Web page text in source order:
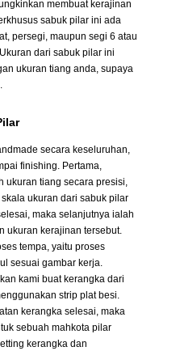
membuat kerajinan
sabuk pilar ini ada
persegi, maupun segi 6 atau
dari sabuk pilar ini
ukuran tiang anda, supaya
secara keseluruhan,
finishing. Pertama,
ukuran tiang secara presisi,
ukuran dari sabuk pilar
maka selanjutnya ialah
ukuran kerajinan tersebut.
tempa, yaitu proses
sesuai gambar kerja.
kami buat kerangka dari
strip plat besi.
kerangka selesai, maka
sebuah mahkota pilar
kerangka dan